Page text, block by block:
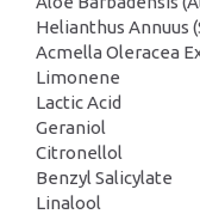
Helianthus Annuus
Acmella Oleracea
Limonene
Lactic Acid
Geraniol
Citronellol
Benzyl Salicylate
Linalool